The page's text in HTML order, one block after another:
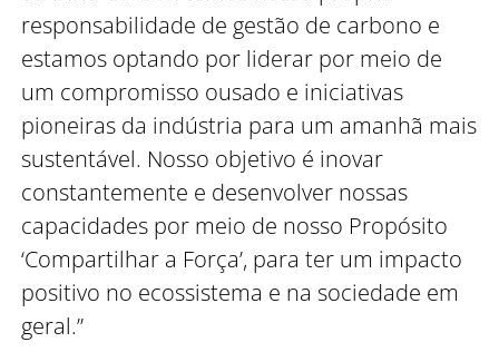
responsabilidade de gestão de carbono e
estamos optando por liderar por meio de
um compromisso ousado e iniciativas
pioneiras da indústria para um amanhã mais
sustentável. Nosso objetivo é inovar
constantemente e desenvolver nossas
capacidades por meio de nosso Propósito
‘Compartilhar a Força’, para ter um impacto
positivo no ecossistema e na sociedade em
geral.”